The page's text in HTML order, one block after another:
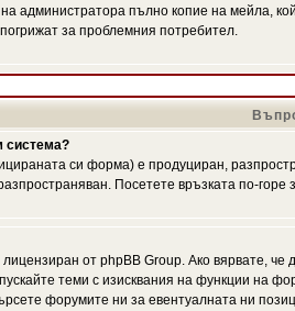
администратора пълно копие на мейла,
за проблемния потребител.
система?
си форма) е продуциран,
Посетете връзката по-горе
от phpBB Group. Ако вярвате,
теми с изисквания на функции на
форумите ни за евентуалната ни